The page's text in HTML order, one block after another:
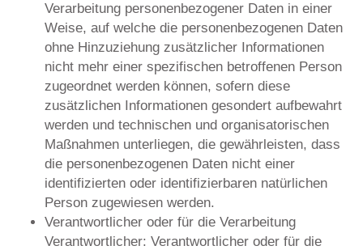
Verarbeitung personenbezogener Daten in einer
Weise, auf welche die personenbezogenen Daten
ohne Hinzuziehung zusätzlicher Informationen
nicht mehr einer spezifischen betroffenen Person
zugeordnet werden können, sofern diese
zusätzlichen Informationen gesondert aufbewahrt
werden und technischen und organisatorischen
Maßnahmen unterliegen, die gewährleisten, dass
die personenbezogenen Daten nicht einer
identifizierten oder identifizierbaren natürlichen
Person zugewiesen werden.
Verantwortlicher oder für die Verarbeitung
Verantwortlicher: Verantwortlicher oder für die